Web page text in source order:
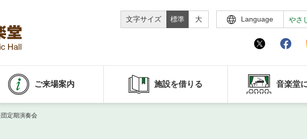
文字サイズ 標準 大 Language やさ
ご来場案内 施設を借りる 音楽堂
定期演奏会